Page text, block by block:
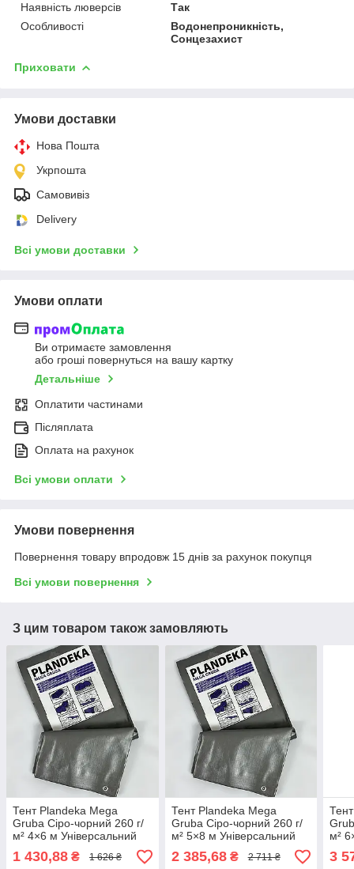
Наявність люверсів
Так
Особливості
Водонепроникність,
Сонцезахист
Приховати
Умови доставки
Нова Пошта
Укрпошта
Самовивіз
Delivery
Всі умови доставки
Умови оплати
Ви отримаєте замовлення
або гроші повернуться на вашу картку
Детальніше
Оплатити частинами
Післяплата
Оплата на рахунок
Всі умови оплати
Умови повернення
Повернення товару впродовж 15 днів за рахунок покупця
Всі умови повернення
З цим товаром також замовляють
Тент Plandeka Mega
Gruba Сіро-чорний 260 г/
м² 4×6 м Універсальний
будинку
1 430,88 ₴ 1 626 ₴
Тент Plandeka Mega
Gruba Сіро-чорний 260 г/
м² 5×8 м Універсальний
2 385,68₴ 2 711 ₴
м²
3